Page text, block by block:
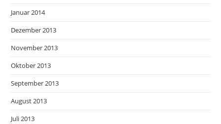
Januar 2014
Dezember 2013
November 2013
Oktober 2013
September 2013
August 2013
Juli 2013